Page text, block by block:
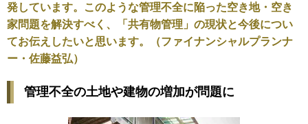
発しています。このような管理不全に陥った空き地・空き
家問題を解決すべく、「共有物管理」の現状と今後につい
てお伝えしたいと思います。（ファイナンシャルプランナ
ー・佐藤益弘）
管理不全の土地や建物の増加が問題に